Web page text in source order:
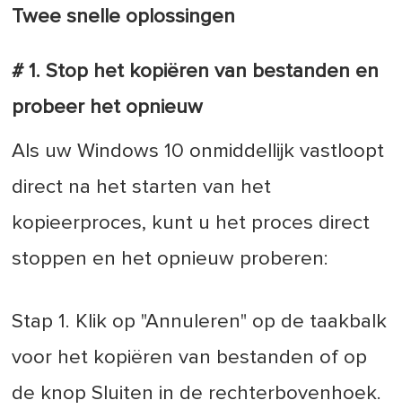
Twee snelle oplossingen
# 1. Stop het kopiëren van bestanden en
probeer het opnieuw
Als uw Windows 10 onmiddellijk vastloopt
direct na het starten van het
kopieerproces, kunt u het proces direct
stoppen en het opnieuw proberen:
Stap 1. Klik op "Annuleren" op de taakbalk
voor het kopiëren van bestanden of op
de knop Sluiten in de rechterbovenhoek.